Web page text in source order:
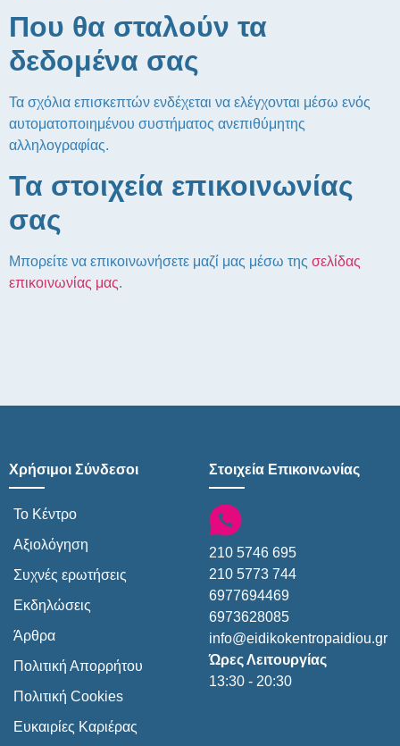
Που θα σταλούν τα
δεδομένα σας
Τα σχόλια επισκεπτών ενδέχεται να ελέγχονται μέσω ενός
αυτοματοποιημένου συστήματος ανεπιθύμητης
αλληλογραφίας.
Τα στοιχεία επικοινωνίας
σας
Μπορείτε να επικοινωνήσετε μαζί μας μέσω της σελίδας
επικοινωνίας μας.
Χρήσιμοι Σύνδεσοι
Το Κέντρο
Αξιολόγηση
Συχνές ερωτήσεις
Εκδηλώσεις
Άρθρα
Πολιτική Απορρήτου
Πολιτική Cookies
Ευκαιρίες Καριέρας
Στοιχεία Επικοινωνίας
210 5746 695
210 5773 744
6977694469
6973628085
info@eidikokentropaidiou.gr
Ώρες Λειτουργίας
13:30 - 20:30